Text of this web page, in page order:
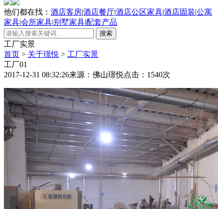
他们都在找： 酒店客房|酒店餐厅|酒店公区家具|酒店固装|公寓
家具|会所家具|别墅家具|配套产品
工厂实景
首页 > 关于璟悦 > 工厂实景
工厂01
2017-12-31 08:32:26来源：佛山璟悦点击：1540次